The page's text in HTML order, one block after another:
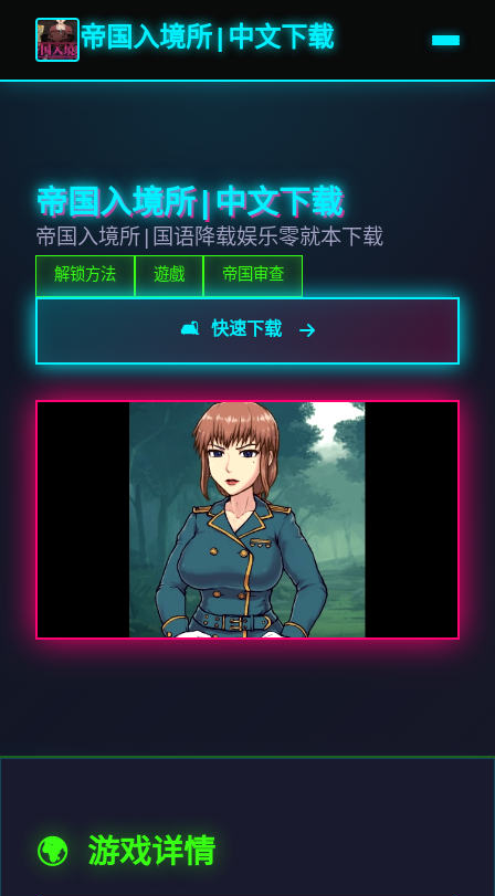
帝国入境所|中文下载
帝国入境所|中文下载
帝国入境所|国语降载娱乐零就本下载
解锁方法 遊戲 帝国审查
🛋️ 快速下载
🌍 游戏详情